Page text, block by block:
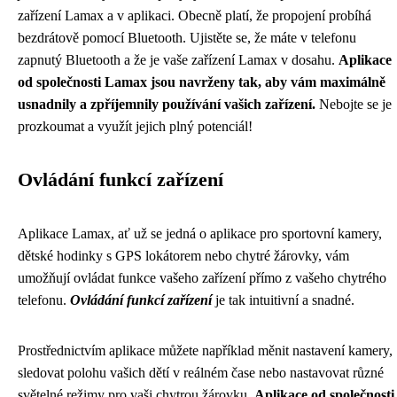
zařízení Lamax a v aplikaci. Obecně platí, že propojení probíhá
bezdrátově pomocí Bluetooth. Ujistěte se, že máte v telefonu
zapnutý Bluetooth a že je vaše zařízení Lamax v dosahu. Aplikace
od společnosti Lamax jsou navrženy tak, aby vám maximálně
usnadnily a zpříjemnily používání vašich zařízení. Nebojte se je
prozkoumat a využít jejich plný potenciál!
Ovládání funkcí zařízení
Aplikace Lamax, ať už se jedná o aplikace pro sportovní kamery,
dětské hodinky s GPS lokátorem nebo chytré žárovky, vám
umožňují ovládat funkce vašeho zařízení přímo z vašeho chytrého
telefonu. Ovládání funkcí zařízeníje tak intuitivní a snadné.
Prostřednictvím aplikace můžete například měnit nastavení kamery,
sledovat polohu vašich dětí v reálném čase nebo nastavovat různé